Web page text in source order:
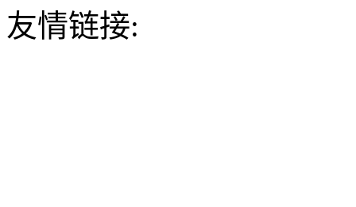
友情链接: